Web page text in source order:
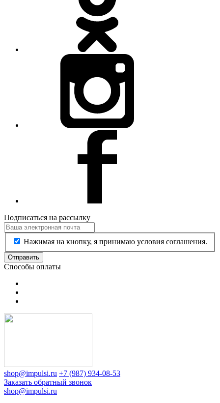
Подписаться на рассылку
Нажимая на кнопку, я принимаю условия соглашения.
Отправить
Способы оплаты
shop@impulsi.ru +7 (987) 934-08-53
Заказать обратный звонок
shop@impulsi.ru